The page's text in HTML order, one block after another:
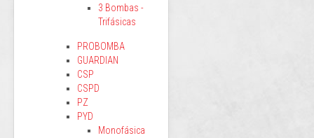
3 Bombas -
Trifásicas
PROBOMBA
GUARDIAN
CSP
CSPD
PZ
PYD
Monofásica